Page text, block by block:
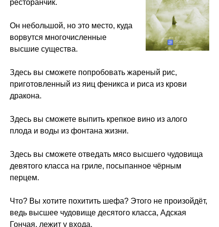
ресторанчик.
Он небольшой, но это место, куда
ворвутся многочисленные
высшие существа.
Здесь вы сможете попробовать жареный рис,
приготовленный из яиц феникса и риса из крови
дракона.
Здесь вы сможете выпить крепкое вино из алого
плода и воды из фонтана жизни.
Здесь вы сможете отведать мясо высшего чудовища
девятого класса на гриле, посыпанное чёрным
перцем.
Что? Вы хотите похитить шефа? Этого не произойдёт,
ведь высшее чудовище десятого класса, Адская
Гончая, лежит у входа.